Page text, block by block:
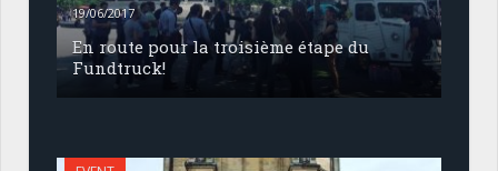
19/06/2017
En route pour la troisième étape du
Fundtruck!